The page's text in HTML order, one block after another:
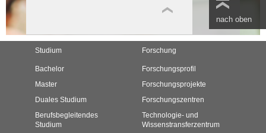
nach oben
Studium
Bachelor
Master
Duales Studium
Berufsbegleitendes
Studium
Forschung
Forschungsprofil
Forschungsprojekte
Forschungszentren
Technologie- und
Wissenstransferzentrum